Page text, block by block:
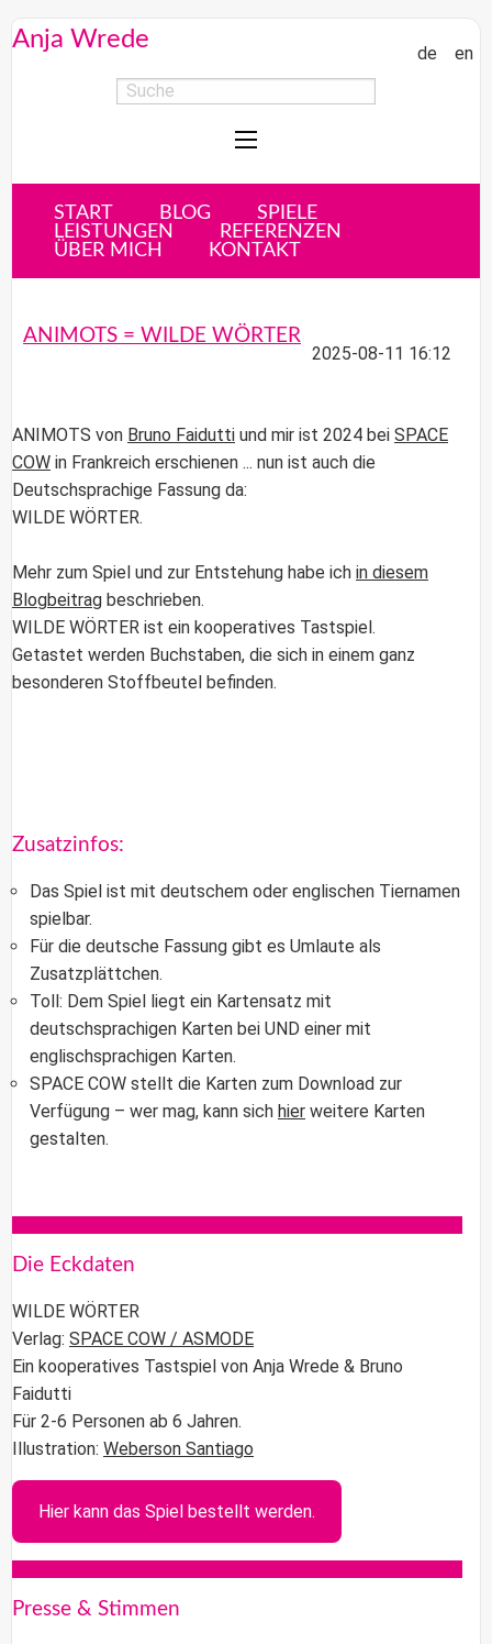
Anja Wrede de en
START BLOG
SPIELE
LEISTUNGEN
REFERENZEN
ÜBER MICH
KONTAKT
2025-08-11 16:12
ANIMOTS = WILDE WÖRTER
ANIMOTS von Bruno Faidutti und mir ist 2024 bei SPACE
COW in Frankreich erschienen ... nun ist auch die
Deutschsprachige Fassung da:
WILDE WÖRTER.
Mehr zum Spiel und zur Entstehung habe ich in diesem
Blogbeitrag beschrieben.
WILDE WÖRTER ist ein kooperatives Tastspiel.
Getastet werden Buchstaben, die sich in einem ganz
besonderen Stoffbeutel befinden.
Zusatzinfos:
Das Spiel ist mit deutschem oder englischen Tiernamen
spielbar.
Für die deutsche Fassung gibt es Umlaute als
Zusatzplättchen.
Toll: Dem Spiel liegt ein Kartensatz mit
deutschsprachigen Karten bei UND einer mit
englischsprachigen Karten.
SPACE COW stellt die Karten zum Download zur
Verfügung – wer mag, kann sich hier weitere Karten
gestalten.
Die Eckdaten
WILDE WÖRTER
Verlag: SPACE COW / ASMODE
Ein kooperatives Tastspiel von Anja Wrede & Bruno
Faidutti
Für 2-6 Personen ab 6 Jahren.
Illustration: Weberson Santiago
Hier kann das Spiel bestellt werden.
Presse & Stimmen